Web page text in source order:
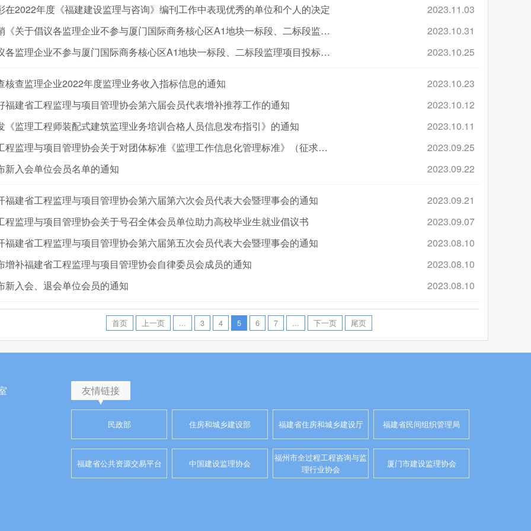
在2022年度《福建建设监理与咨询》编刊工作中表现优秀的单位和个人的决定
2023.11.03
关于撤销《关于倡议各监理企业不参与厦门国际商务核心区A1地块一标段、二标段监理项目投标活动的通知》的通知
2023.10.31
关于倡议各监理企业不参与厦门国际商务核心区A1地块一标段、二标段监理项目投标活动的通知
2023.10.25
核查监理企业2022年度监理业务收入指标信息的通知
2023.10.23
福建省工程监理与项目管理协会第六届会员代表增补推荐工作的通知
2023.10.12
《监理工程师装配式建筑监理业务培训合格人员信息发布指引》的通知
2023.10.11
福建省工程监理与项目管理协会关于对团体标准《监理工作信息化管理标准》（征求意见稿） 公开征集意见的通知
2023.09.25
新入会单位会员名单的通知
2023.09.22
福建省工程监理与项目管理协会第六届第六次会员代表大会暨理事会的通知
2023.09.21
程监理与项目管理协会关于号召全体会员单位助力高校毕业生就业倡议书
2023.09.07
福建省工程监理与项目管理协会第六届第五次会员代表大会暨理事会的通知
2023.08.10
增补福建省工程监理与项目管理协会自律委员会成员的通知
2023.08.10
新入会、退会单位会员的通知
2023.08.10
首页 上一页 ... 3 4 5 6 7 ... 下一页 尾页
友情链接
民政部 住房和城乡建设部 福建省住房和城乡建设厅 福建省民间组织管理局
福建省公共资源交易平台 中国建设监理协会
福州市全过程工程咨询与监
理行业协会
厦门市建设监理协会